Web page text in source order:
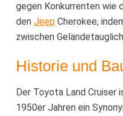
gegen Konkurrenten wie
den JeepCherokee,
zwischen
Historie und
Der Toyota Land Cruiser
1950er Jahren ein